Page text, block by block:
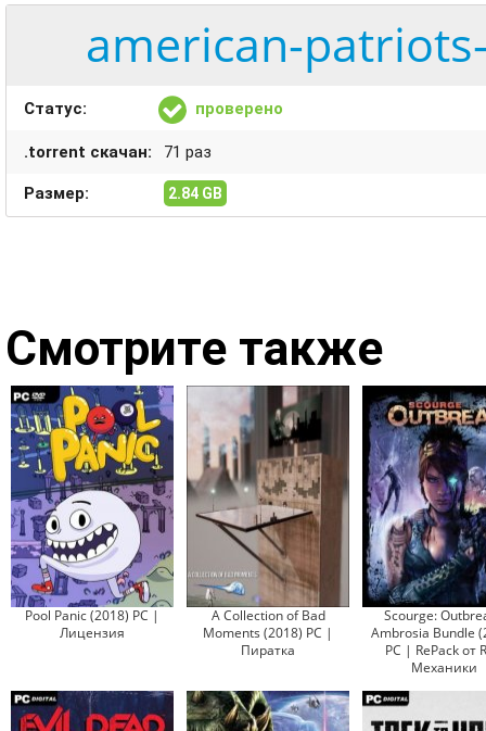
american-
Статус: проверено
.torrent скачан: 71 раз
Размер: 2.84 GB
Смотрите также
Pool Panic (2018) PC |
Лицензия
A Collection of Bad
Moments (2018) PC |
Пиратка
Scourge:
Ambrosia Bundle
PC | RePack от
Механики